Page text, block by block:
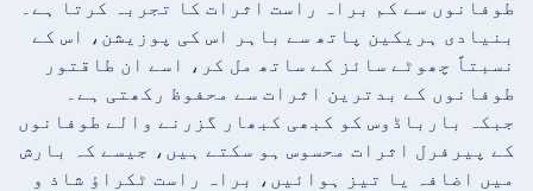
طوفانوں سے کم براہ راست اثرات کا تجربہ کرتا ہے۔
بنیادی ہریکین پاتھ سے باہر اس کی پوزیشن، اس کے
نسبتاً چھوٹے سائز کے ساتھ مل کر، اسے ان طاقتور
طوفانوں کے بدترین اثرات سے محفوظ رکھتی ہے۔
جبکہ بارباڈوس کو کبھی کبھار گزرنے والے طوفانوں
کے پیرفرل اثرات محسوس ہو سکتے ہیں، جیسے کہ بارش
میں اضافہ یا تیز ہوائیں، براہ راست ٹکراؤ شاذ و